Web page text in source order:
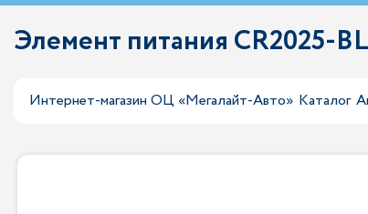
Элемент питания CR2025-
Интернет-магазин ОЦ «Мегалайт-Авто» Каталог